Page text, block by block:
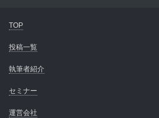
TOP
投稿一覧
執筆者紹介
セミナー
運営会社